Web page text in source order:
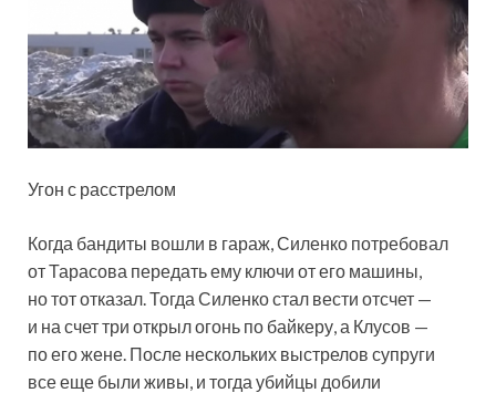
Угон с расстрелом
Когда бандиты вошли в гараж, Силенко потребовал
от Тарасова передать ему ключи от его машины,
но тот отказал. Тогда Силенко стал вести отсчет —
и на счет три открыл огонь по байкеру, а Клусов —
по его жене. После нескольких выстрелов супруги
все еще были живы, и тогда убийцы добили